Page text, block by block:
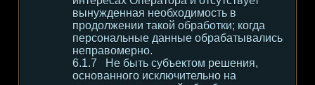
вынужденная необходимость в
продолжении такой обработки; когда
персональные данные обрабатывались
неправомерно.
Не быть субъектом решения,
основанного исключительно на